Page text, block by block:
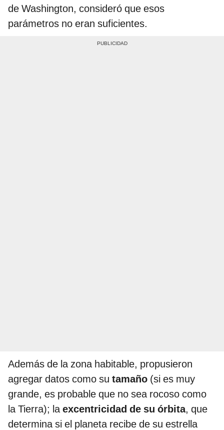
de Washington, consideró que esos
parámetros no eran suficientes.
Además de la zona habitable, propusieron
agregar datos como su tamaño (si es muy
grande, es probable que no sea rocoso como
la Tierra); la excentricidad de su órbita, que
determina si el planeta recibe de su estrella